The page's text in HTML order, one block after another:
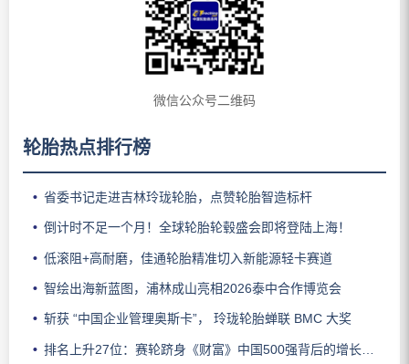
微信公众号二维码
轮胎热点排行榜
省委书记走进吉林玲珑轮胎，点赞轮胎智造标杆
倒计时不足一个月！全球轮胎轮毂盛会即将登陆上海！
低滚阻+高耐磨，佳通轮胎精准切入新能源轻卡赛道
智绘出海新蓝图，浦林成山亮相2026泰中合作博览会
斩获 “中国企业管理奥斯卡”， 玲珑轮胎蝉联 BMC 大奖
排名上升27位：赛轮跻身《财富》中国500强背后的增长逻辑